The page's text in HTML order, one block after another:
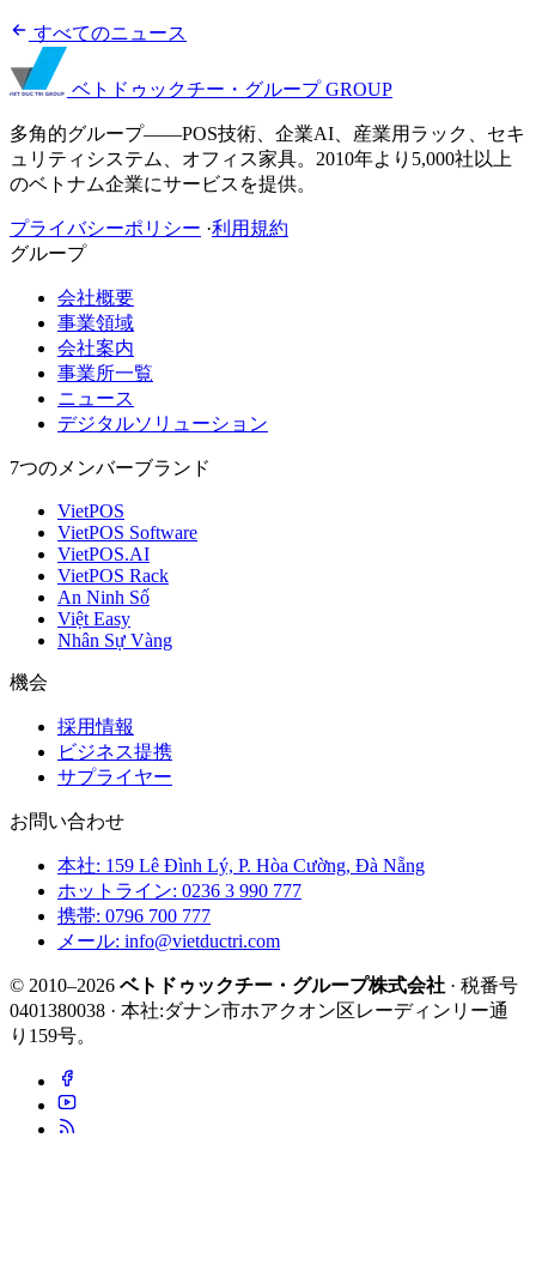
すべてのニュース
ベトドゥックチー・グループGROUP
多角的グループ——POS技術、企業AI、産業用ラック、セキ
ュリティシステム、オフィス家具。2010年より5,000社以上
のベトナム企業にサービスを提供。
プライバシーポリシー ·利用規約
グループ
会社概要
事業領域
会社案内
事業所一覧
ニュース
デジタルソリューション
7つのメンバーブランド
VietPOS
VietPOS Software
VietPOS.AI
VietPOS Rack
An Ninh Số
Việt Easy
Nhân Sự Vàng
機会
採用情報
ビジネス提携
サプライヤー
お問い合わせ
本社: 159 Lê Đình Lý, P. Hòa Cường, Đà Nẵng
ホットライン: 0236 3 990 777
携帯: 0796 700 777
メール: info@vietductri.com
© 2010–2026 ベトドゥックチー・グループ株式会社 · 税番号
0401380038 · 本社:ダナン市ホアクオン区レーディンリー通
り159号。